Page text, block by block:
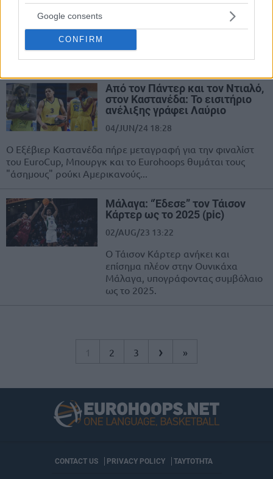
Google consents
CONFIRM
πρωταθλητής NBA
Το Intercontinental Cup της FIBA (12-15/9) θα έχει έντονο -
έστω και πρώην - ελληνικό χρώμα.
Από τον Πάντερ και τον Ντιαλό,
στον Καστανέδα: Το εισιτήριο
ανέλιξης γράφει Λαύριο
04/JUN/24 18:28
Ο Εξέβιερ Καστανέδα πήρε μεταγραφή για την φιναλίστ
του EuroCup, Μπουργκ και το Eurohoops θυμάται τους
"άσημους" ρούκι Αμερικανούς...
Μάλαγα: “Έδεσε” τον Τάισον
Κάρτερ ως το 2025 (pic)
02/AUG/23 13:22
Ο Τάισον Κάρτερ ανήκει και
επίσημα πλέον στην Ουνικάχα
Μάλαγα, υπογράφοντας συμβόλαιο
ως το 2025.
1 2 3 › »
CONTACT US PRIVACY POLICY ΤΑΥΤΟΤΗΤΑ